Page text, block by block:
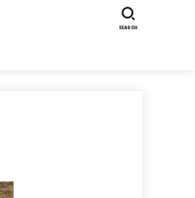
SEARCH